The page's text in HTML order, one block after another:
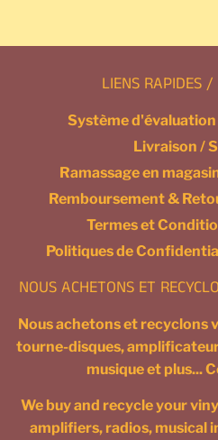
LIENS RAPIDES
Système
Livraison /
Ramassage en
Remboursement &
Termes et
Politiques de
NOUS ACHETONS ET
Nous achetons et recyclons
tourne-disques,
musique et plus...
We buy and recycle your
amplifiers, radios, musical